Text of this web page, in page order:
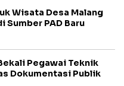
Wisata Desa Malang
Sumber PAD Baru
Pegawai Teknik
Dokumentasi Publik